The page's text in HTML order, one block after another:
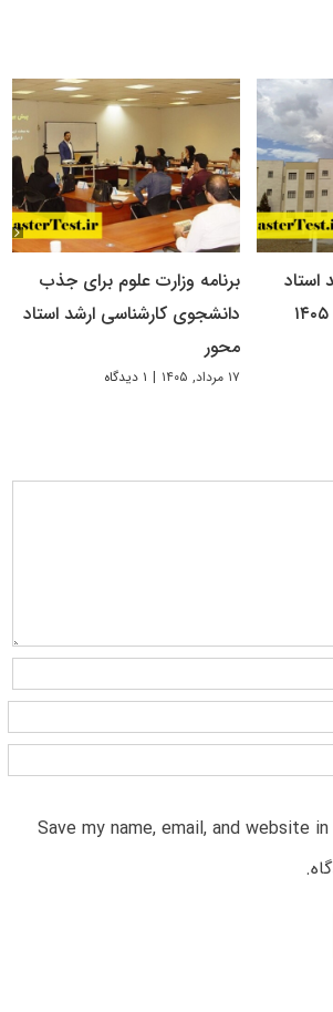
استاد
برنامه وزارت علوم برای جذب
دانشجوی کارشناسی ارشد استاد
محور
۱۷ مرداد, ۱۴۰۵ | ۱ دیدگاه
Save my name, email, and website